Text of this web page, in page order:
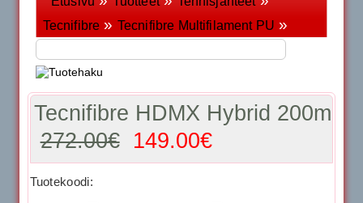
Tecnifibre » Tecnifibre Multifilament PU »
Tecnifibre HDMX Hybrid 200m
272.00€
149.00€
Tuotekoodi: